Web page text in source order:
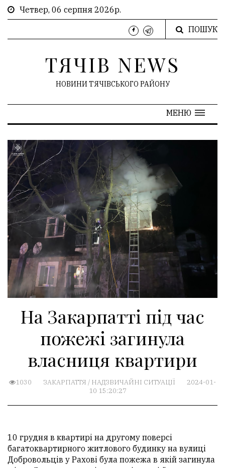
Четвер, 06 серпня 2026р.
ПОШУК
ТЯЧІВ NEWS
НОВИНИ ТЯЧІВСЬКОГО РАЙОНУ
МЕНЮ
На Закарпатті під час
пожежі загинула
власниця квартири
1030 ЗАКАРПАТТЯ / НАДЗВИЧАЙНІ СИТУАЦІЇ
2024-01-
10 15:20:27
10 грудня в квартирі на другому поверсі
багатоквартирного житлового будинку на вулиці
Добровольців у Рахові була пожежа в якій загинула